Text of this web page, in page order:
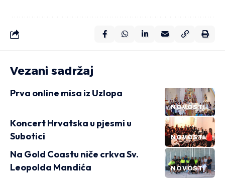
Vezani sadržaj
NOVOSTI
Prva online misa iz Uzlopa
NOVOSTI
Koncert Hrvatska u pjesmi u
Subotici
NOVOSTI
Na Gold Coastu niče crkva Sv.
Leopolda Mandića